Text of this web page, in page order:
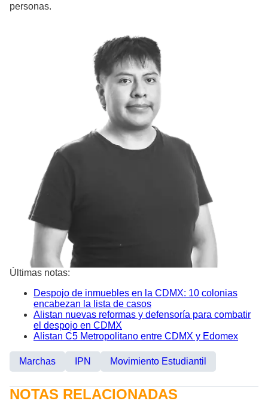
personas.
Últimas notas:
Despojo de inmuebles en la CDMX: 10 colonias
encabezan la lista de casos
Alistan nuevas reformas y defensoría para combatir
el despojo en CDMX
Alistan C5 Metropolitano entre CDMX y Edomex
Marchas IPN Movimiento Estudiantil
NOTAS RELACIONADAS